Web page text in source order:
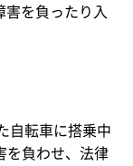
害を負ったり入
自転車に搭乗中
を負わせ、法律